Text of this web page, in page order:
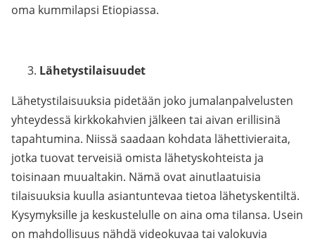
oma kummilapsi Etiopiassa.
Lähetystilaisuudet
Lähetystilaisuuksia pidetään joko jumalanpalvelusten
yhteydessä kirkkokahvien jälkeen tai aivan erillisinä
tapahtumina. Niissä saadaan kohdata lähettivieraita,
jotka tuovat terveisiä omista lähetyskohteista ja
toisinaan muualtakin. Nämä ovat ainutlaatuisia
tilaisuuksia kuulla asiantuntevaa tietoa lähetyskentiltä.
Kysymyksille ja keskustelulle on aina oma tilansa. Usein
on mahdollisuus nähdä videokuvaa tai valokuvia